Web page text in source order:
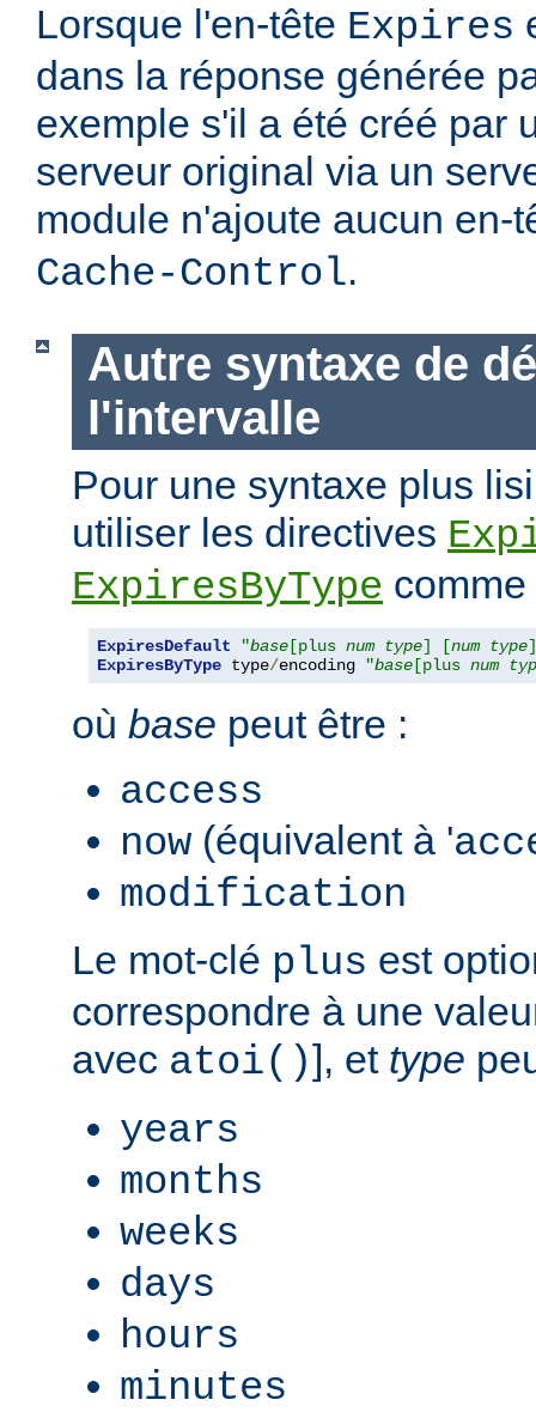
Lorsque l'en-tête Expires
dans la réponse générée
exemple s'il a été créé par
serveur original via un
module n'ajoute aucun en-
Cache-Control.
Autre syntaxe de
l'intervalle
Pour une syntaxe plus
utiliser les directives
ExpiresByType
ExpiresDefault "base [plus num type] [num type
ExpiresByType type/encoding "base [plus num
où base peut être :
access
now (équivalent à '
modification
Le mot-clé plus est
correspondre à une
avec atoi()], et type
years
months
weeks
days
hours
minutes